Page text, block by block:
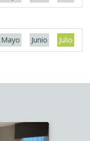
Mayo Junio Julio